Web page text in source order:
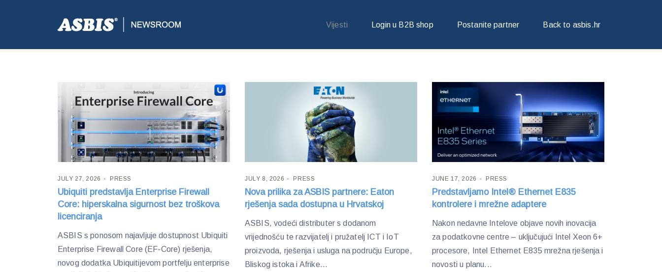
Vijesti Login u B2B shop Postanite partner Back to asbis.hr
Blog
JULY 27, 2026 PRESS
Ubiquiti predstavlja Enterprise Firewall
Core: hiperskalna sigurnost bez troškova
licenciranja
ASBIS s ponosom najavljuje dostupnost Ubiquiti
Enterprise Firewall Core (EF-Core) rješenja,
novog dodatka Ubiquitijevom portfelju enterprise
JULY 8, 2026 PRESS
Nova prilika za ASBIS partnere: Eaton
rješenja sada dostupna u Hrvatskoj
ASBIS, vodeći distributer s dodanom
vrijednošću te razvijatelj i pružatelj ICT i IoT
proizvoda, rješenja i usluga na području Europe,
Bliskog istoka i Afrike...
JUNE 17, 2026 PRESS
Predstavljamo Intel® Ethernet E835
kontrolere i mrežne adaptere
Nakon nedavne Intelove objave novih inovacija
za podatkovne centre – uključujući Intel Xeon 6+
procesore, Intel Ethernet E835 mrežna rješenja i
novosti u planu...